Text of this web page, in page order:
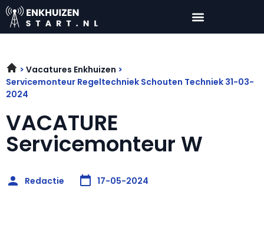
Vacatures Enkhuizen
Servicemonteur Regeltechniek Schouten Techniek 31-03-
2024
VACATURE
Servicemonteur W
Redactie 17-05-2024